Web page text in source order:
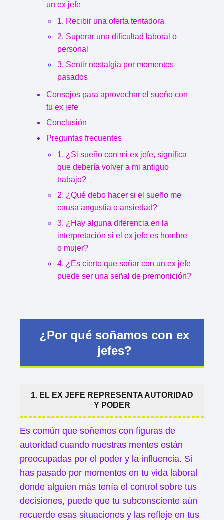
un ex jefe
1. Recibir una oferta tentadora
2. Superar una dificultad laboral o
personal
3. Sentir nostalgia por momentos
pasados
Consejos para aprovechar el sueño con
tu ex jefe
Conclusión
Preguntas frecuentes
1. ¿Si sueño con mi ex jefe, significa
que debería volver a mi antiguo
trabajo?
2. ¿Qué debo hacer si el sueño me
causa angustia o ansiedad?
3. ¿Hay alguna diferencia en la
interpretación si el ex jefe es hombre
o mujer?
4. ¿Es cierto que soñar con un ex jefe
puede ser una señal de premonición?
¿Por qué soñamos con ex
jefes?
1. EL EX JEFE REPRESENTA AUTORIDAD
Y PODER
Es común que soñemos con figuras de
autoridad cuando nuestras mentes están
preocupadas por el poder y la influencia. Si
has pasado por momentos en tu vida laboral
donde alguien más tenía el control sobre tus
decisiones, puede que tu subconsciente aún
recuerde esas situaciones y las refleje en tus